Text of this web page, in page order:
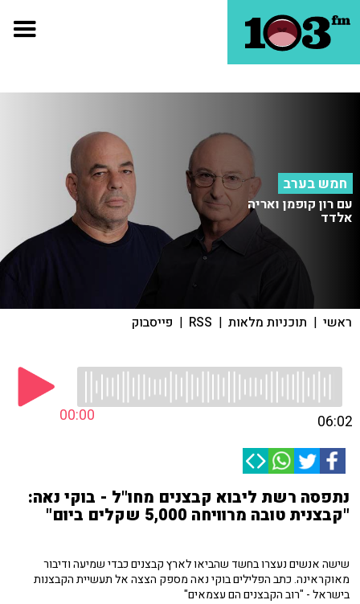
חמש בערב
עם רון קופמן ואריה
אלדד
ראשי | תוכניות מלאות |
RSS
| פייסבוק
00:00 06:02
נתפסה רשת ליבוא קבצנים מחו"ל - בוקי נאה:
"קבצנית טובה מרוויחה 5,000 שקלים ביום"
שישה אנשים נעצרו בחשד שהביאו לארץ קבצנים כבדי שמיעה ודיבור
מאוקראינה. כתב הפלילים בוקי נאה מספק הצצה אל תעשיית הקבצנות
בישראל - "רוב הקבצנים הם עצמאים"